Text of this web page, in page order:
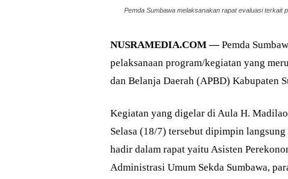
Pemda Sumbawa melaksanakan rapat evaluasi terkait
NUSRAMEDIA.COM —Pemda
pelaksanaan program/kegiatan yang
dan Belanja Daerah (APBD) Kabupaten
Kegiatan yang digelar di Aula H.
Selasa (18/7) tersebut dipimpin
hadir dalam rapat yaitu Asisten
Administrasi Umum Sekda Sumbawa,